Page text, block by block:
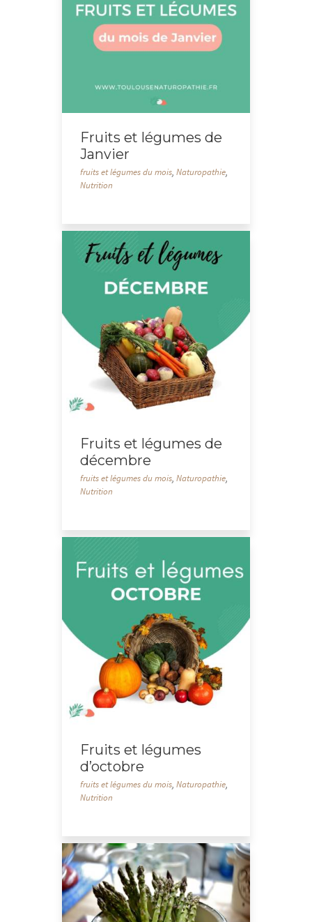
Fruits et légumes de
Janvier
fruits et légumes du mois,Naturopathie,
Nutrition
Fruits et légumes de
décembre
fruits et légumes du mois,Naturopathie,
Nutrition
Fruits et légumes
d’octobre
fruits et légumes du mois,Naturopathie,
Nutrition